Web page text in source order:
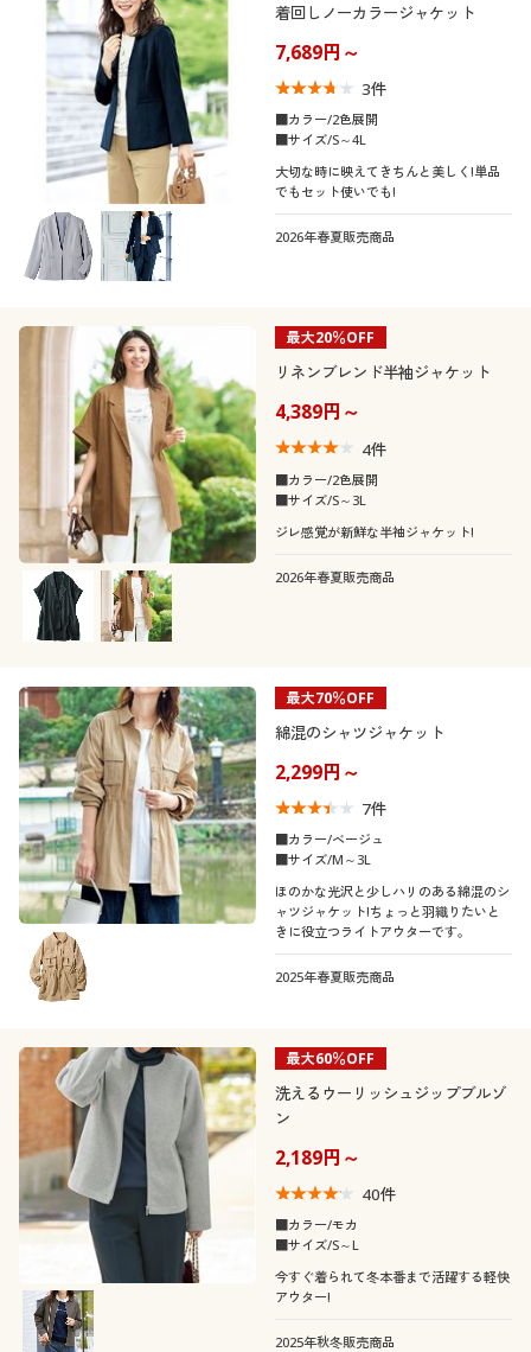
着回しノーカラージャケット
7,689円～
3件
■カラー/2色展開
■サイズ/S～4L
大切な時に映えてきちんと美しく!単品
でもセット使いでも!
2026年春夏販売商品
最大20％OFF
リネンブレンド半袖ジャケット
4,389円～
4件
■カラー/2色展開
■サイズ/S～3L
ジレ感覚が新鮮な半袖ジャケット!
2026年春夏販売商品
最大70％OFF
綿混のシャツジャケット
2,299円～
7件
■カラー/ベージュ
■サイズ/M～3L
ほのかな光沢と少しハリのある綿混のシ
ャツジャケット!ちょっと羽織りたいと
きに役立つライトアウターです。
2025年春夏販売商品
最大60％OFF
洗えるウーリッシュジップブルゾ
ン
2,189円～
40件
■カラー/モカ
■サイズ/S～L
今すぐ着られて冬本番まで活躍する軽快
アウター!
2025年秋冬販売商品